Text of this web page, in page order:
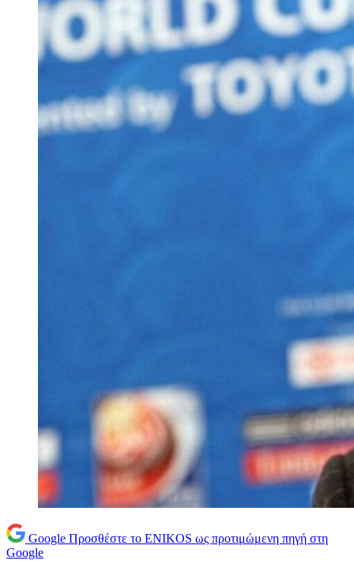
Google Προσθέστε το ENIKOS ως προτιμώμενη πηγή στη
Google